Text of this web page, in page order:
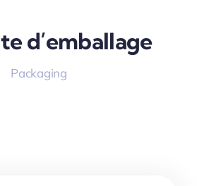
d’emballage
Packaging